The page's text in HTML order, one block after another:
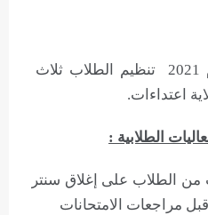
شهد الربع الأول من عام 2021 تنظيم الطلاب ثلاث
اعتداءات.
الطلابية :
من الطلاب على إغلاق سنتر
مراجعات الامتحانات